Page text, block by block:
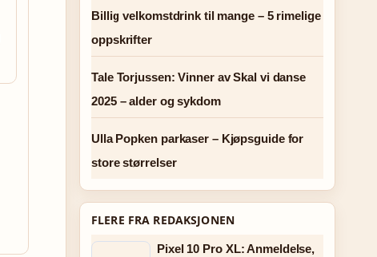
Billig velkomstdrink til mange – 5 rimelige
oppskrifter
Tale Torjussen: Vinner av Skal vi danse
2025 – alder og sykdom
Ulla Popken parkaser – Kjøpsguide for
store størrelser
FLERE FRA REDAKSJONEN
Pixel 10 Pro XL: Anmeldelse,